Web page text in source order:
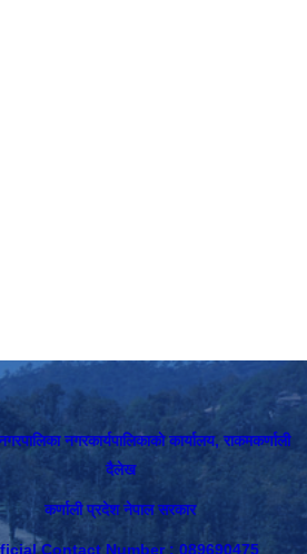
नगरकार्यपालिकाकाे कार्यालय, राकमकर्णाली
दैलेख
कर्णाली प्रदेश नेपाल सरकार
Contact Number : 089690475